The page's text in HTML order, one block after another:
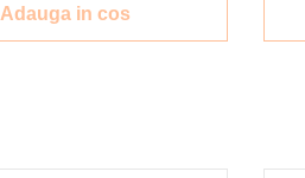
Adauga in cos